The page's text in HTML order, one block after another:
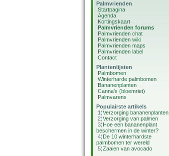
Palmvrienden
Startpagina
Agenda
Kortingskaart
Palmvrienden forums
Palmvrienden chat
Palmvrienden wiki
Palmvrienden maps
Palmvrienden label
Contact
Plantenlijsten
Palmbomen
Winterharde palmbomen
Bananenplanten
Canna's (bloemriet)
Palmvarens
Populairste artikels
1)Verzorging bananenplanten
2)Verzorging van palmen
3)Hoe een bananenplant
beschermen in de winter?
4)De 10 winterhardste
palmbomen ter wereld
5)Zaaien van avocado